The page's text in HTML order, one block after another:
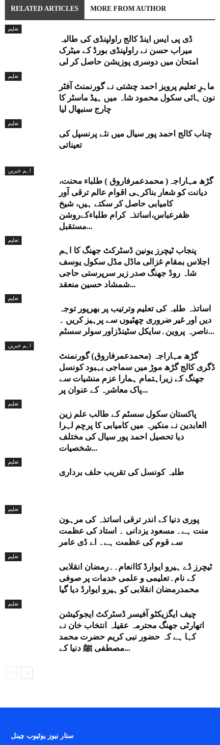
RELATED ARTICLES MORE FROM AUTHOR
تعلیم
ڈی پی ایس اینڈ کالج راولپنڈی کی طالبہ
میراب حسن نے راولپنڈی بورڈ کے میٹرک
امتحان میں دوسری پوزیشن حاصل کر لی
تعلیم
ماہرِ تعلیم پرویز احمد چشتی نے گورنمنٹ آفٹر
نون ہائی سکول محمود شاہ میں ہیڈ ماسٹر کا
چارج سنبھال لیا
تعلیم
چناب کالج احمد پور سیال میں نئے پرنسپل کی
تعیناتی
اہم خبریں
گڑھ مہاراجہ( محمدعمرفاروق ) طلباء محنت،
دیانت کو شعار بناکرہی اقوام عالم ترقی آور
کامیابی حاصل کر سکتے ہیں، شیخ
ظفرعباس،اساتذہ کرام طلباءکےروشن
مستقبل...
تعلیم
پنجاب ٹیچرز یونین ڈسٹرکٹ جھنگ کا اہم
اجلاس بمقام غزالی ماڈل مڈل سکول یوسف
شاہ روڈ جھنگ صدر زیر سرپرستی حاجی
شمشاد حسین منعقد...
تعلیم
اساتذہ طلبہ کی تعلیم وترتیب پر بھرپور توجہ
دیں اور غیر ضروری چھٹیوں سے پرہیز کریں ۔
ناصرہ پروین۔سایکل سٹینڈزاور سولر سسٹم...
اہم خبریں
گڑھ مہاراجہ (محمدعمرفاروق) گورنمنٹ
ڈگری کالج گڑھ موڑ میں سماجی بہبود کونسل
جھنگ کے زیراہتمام ہمارا عزم منشیات سے
پاک معاشرہ کے عنوان پر...
تعلیم
پاکستان سکول سسٹم کے طالب علم زین
العابدین نے منکیرہ میں کامیابی کا پرچم لہرا
دیا تحصیل احمد پور سیال کی مختلف
شخصیات...
تعلیم
طلبہ کونسل کی تقریب حلف برداری
تعلیم
پوری دنیا کے اندر ترقی اساتذہ کی مرہون
منت ہے۔ مسعود یزدانی ۔ استاد کی عظمت
سے قوم کی عظمت ہے۔ اے ڈی عامر
تعلیم
ٹیچرز ڈے ہیرو ایوارڈ کاانعام۔۔رمضان انقلابی
کے نام۔تعلیمی و علمی خدمات پر صوفی
محمدرمضان انقلابی کو ہیرو ایوارڈ دیا گیا
تعلیم
چیف ایگزیکٹو آفیسر ڈسٹرکٹ ایجوکیشن
اتھارٹی جھنگ محترمہ عقیلہ انتخاب خان نے
کہا ہے کہ حضور نبی کریم حضرت محمد
مصطفی ﷺ دنیا کے...
ستار نیوز یوٹیوب چینل